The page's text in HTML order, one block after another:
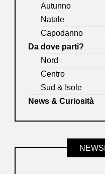
Autunno
Natale
Capodanno
Da dove parti?
Nord
Centro
Sud & Isole
News & Curiosità